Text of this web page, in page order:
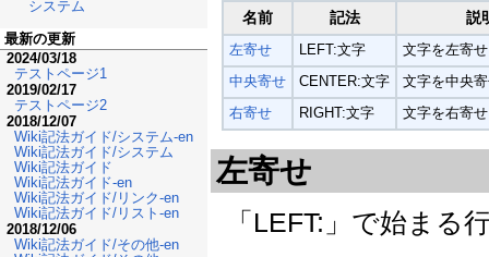
名前 記法 説
左寄せ LEFT:文字
文字を左寄
中央寄せ
CENTER:文字
文字を中央
右寄せ
RIGHT:文字 文字を右寄
左寄せ
「LEFT:」で始まる
システム
最新の更新
2024/03/18
テストページ1
2019/02/17
テストページ2
2018/12/07
Wiki記法ガイド/システム-en
Wiki記法ガイド/システム
Wiki記法ガイド
Wiki記法ガイド-en
Wiki記法ガイド/リンク-en
Wiki記法ガイド/リスト-en
2018/12/06
Wiki記法ガイド/その他-en